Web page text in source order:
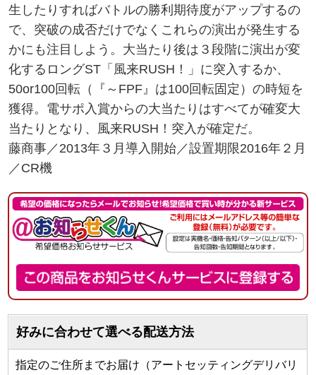
生したりすればバトルの勝利期待度がアップするの
で、突破の成否だけでなくこれらの演出が発生する
かにも注目しよう。大当たり後は３段階に演出が変
化するロングST「風来RUSH！」に突入するか、
50or100回転（『～FPF』は100回転固定）の時短を
獲得。電サポ入賞からの大当たりはすべてが確変大
当たりとなり、風来RUSH！突入が確定だ。
藤商事／2013年３月導入開始／設置期限2016年２月
／CR機
好みに合わせて選べる配送方法
指定のご住所までお届け（アートセッティングデリバリ